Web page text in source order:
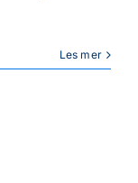
Les mer